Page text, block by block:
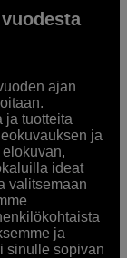
ajan
ja tuotteita
ja
ideat
valitsemaan
ja
sinulle sopivan